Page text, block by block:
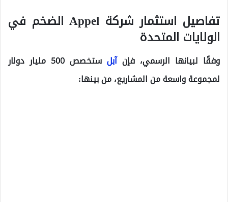
تفاصيل استثمار شركة Appel الضخم في
الولايات المتحدة
وفقًا لبيانها الرسمي، فإنآبل
ستخصص 500 مليار دولار
لمجموعة واسعة من المشاريع، من بينها: